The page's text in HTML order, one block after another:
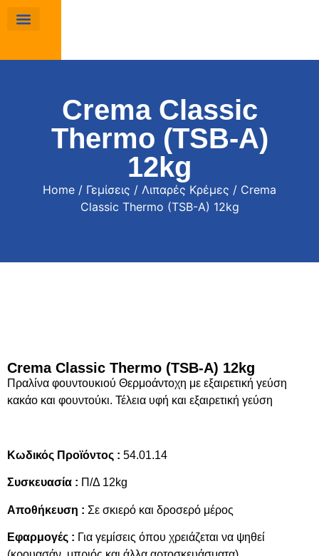
Crema Classic
Thermo (TSB-A)
12kg
Home / Γεμίσεις / Λιπαρές Κρέμες / Crema
Classic Thermo (TSB-A) 12kg
Crema Classic Thermo (TSB-A) 12kg
Πραλίνα φουντουκιού Θερμοάντοχη με εξαιρετική γεύση
κακάο και φουντούκι. Τέλεια υφή και εξαιρετική γεύση
Κωδικός Προϊόντος : 54.01.14
Συσκευασία : Π/Δ 12kg
Αποθήκευση : Σε σκιερό και δροσερό μέρος
Εφαρμογές : Για γεμίσεις όπου χρειάζεται να ψηθεί